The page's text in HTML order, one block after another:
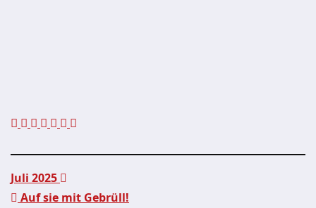
Juli 2025
Auf sie mit Gebrüll!